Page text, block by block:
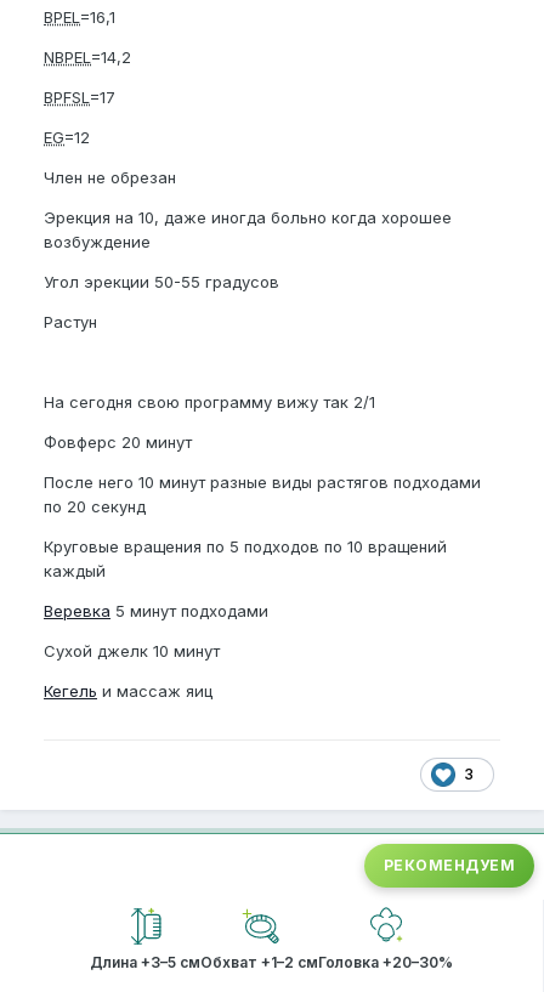
BPEL =16,1
NBPEL =14,2
BPFSL =17
EG=12
Член не обрезан
Эрекция на 10, даже иногда больно когда хорошее
возбуждение
Угол эрекции 50-55 градусов
Растун
На сегодня свою программу вижу так 2/1
Фовферс 20 минут
После него 10 минут разные виды растягов подходами
по 20 секунд
Круговые вращения по 5 подходов по 10 вращений
каждый
Веревка 5 минут подходами
Сухой джелк 10 минут
Кегель и массаж яиц
3
РЕКОМЕНДУЕМ
Длина +3–5 смОбхват +1–2 смГоловка +20–30%